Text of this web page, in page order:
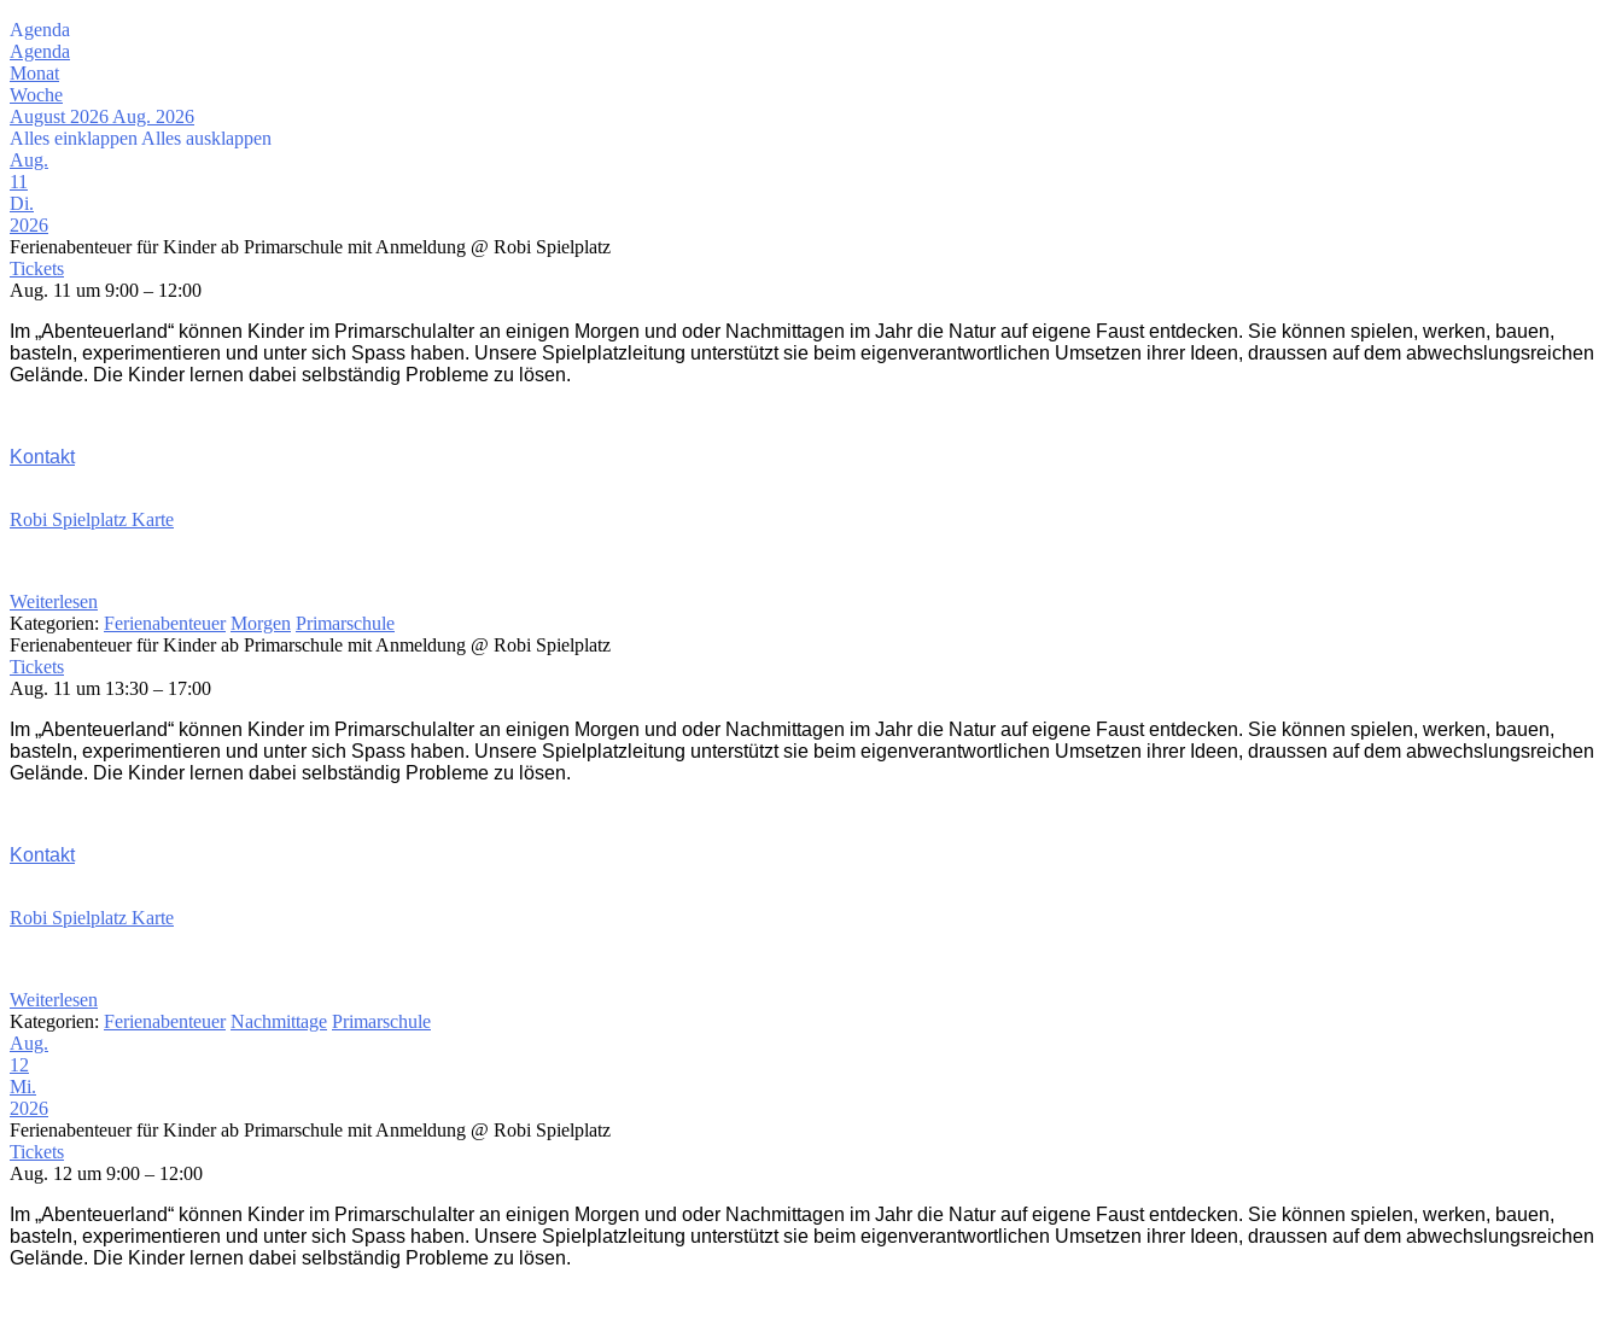
Agenda
Agenda
Monat
Woche
August 2026 Aug. 2026
Alles einklappen Alles ausklappen
Aug.
11
Di.
2026
Ferienabenteuer für Kinder ab Primarschule mit Anmeldung @ Robi Spielplatz
Tickets
Aug. 11 um 9:00 – 12:00
Im „Abenteuerland“ können Kinder im Primarschulalter an einigen Morgen und oder Nachmittagen im Jahr die Natur auf eigene Faust entdecken. Sie können spielen, werken, bauen,
basteln, experimentieren und unter sich Spass haben. Unsere Spielplatzleitung unterstützt sie beim eigenverantwortlichen Umsetzen ihrer Ideen, draussen auf dem abwechslungsreichen
Gelände. Die Kinder lernen dabei selbständig Probleme zu lösen.
Kontakt
Robi Spielplatz Karte
Weiterlesen
Kategorien: Ferienabenteuer Morgen Primarschule
Ferienabenteuer für Kinder ab Primarschule mit Anmeldung @ Robi Spielplatz
Tickets
Aug. 11 um 13:30 – 17:00
Im „Abenteuerland“ können Kinder im Primarschulalter an einigen Morgen und oder Nachmittagen im Jahr die Natur auf eigene Faust entdecken. Sie können spielen, werken, bauen,
basteln, experimentieren und unter sich Spass haben. Unsere Spielplatzleitung unterstützt sie beim eigenverantwortlichen Umsetzen ihrer Ideen, draussen auf dem abwechslungsreichen
Gelände. Die Kinder lernen dabei selbständig Probleme zu lösen.
Kontakt
Robi Spielplatz Karte
Weiterlesen
Kategorien: Ferienabenteuer Nachmittage Primarschule
Aug.
12
Mi.
2026
Ferienabenteuer für Kinder ab Primarschule mit Anmeldung @ Robi Spielplatz
Tickets
Aug. 12 um 9:00 – 12:00
Im „Abenteuerland“ können Kinder im Primarschulalter an einigen Morgen und oder Nachmittagen im Jahr die Natur auf eigene Faust entdecken. Sie können spielen, werken, bauen,
basteln, experimentieren und unter sich Spass haben. Unsere Spielplatzleitung unterstützt sie beim eigenverantwortlichen Umsetzen ihrer Ideen, draussen auf dem abwechslungsreichen
Gelände. Die Kinder lernen dabei selbständig Probleme zu lösen.